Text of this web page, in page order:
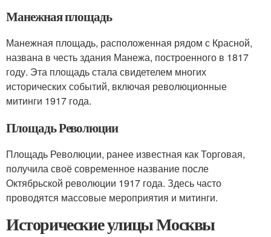
Манежная площадь
Манежная площадь, расположенная рядом с Красной,
названа в честь здания Манежа, построенного в 1817
году. Эта площадь стала свидетелем многих
исторических событий, включая революционные
митинги 1917 года.
Площадь Революции
Площадь Революции, ранее известная как Торговая,
получила своё современное название после
Октябрьской революции 1917 года. Здесь часто
проводятся массовые мероприятия и митинги.
Исторические улицы Москвы